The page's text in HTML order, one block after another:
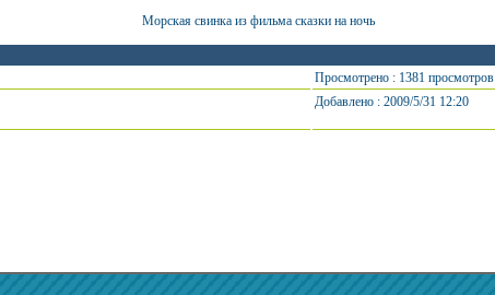
Морская свинка из фильма сказки на ночь
Просмотрено : 1381 просмотров
Добавлено : 2009/5/31 12:20